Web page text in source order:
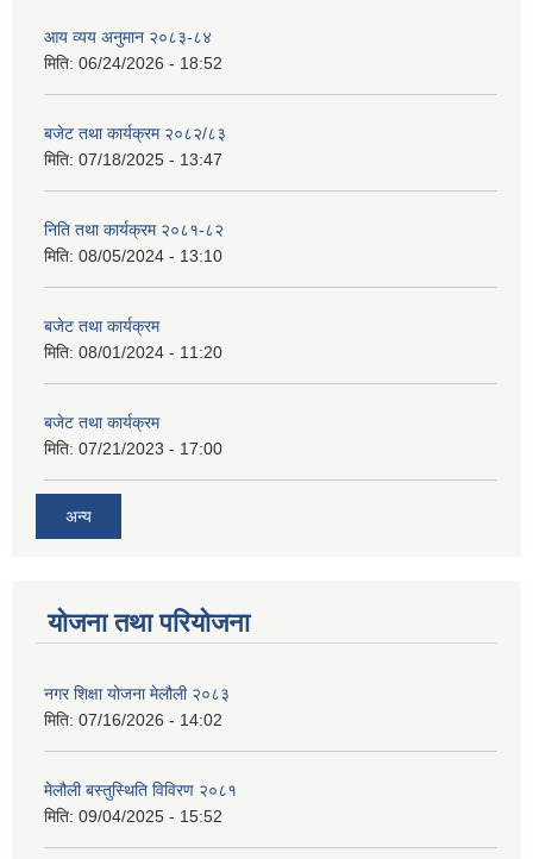
आय व्यय अनुमान २०८३-८४
मिति: 06/24/2026 - 18:52
बजेट तथा कार्यक्रम २०८२/८३
मिति: 07/18/2025 - 13:47
निति तथा कार्यक्रम २०८१-८२
मिति: 08/05/2024 - 13:10
बजेट तथा कार्यक्रम
मिति: 08/01/2024 - 11:20
बजेट तथा कार्यक्रम
मिति: 07/21/2023 - 17:00
अन्य
योजना तथा परियोजना
नगर शिक्षा योजना मेलौली २०८३
मिति: 07/16/2026 - 14:02
मेलौली बस्तुस्थिति विविरण २०८१
मिति: 09/04/2025 - 15:52